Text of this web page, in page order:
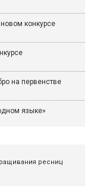
конкурсе
на первенстве
языке»
ресниц